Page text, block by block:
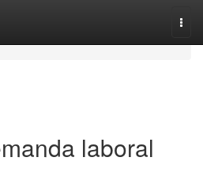
laboral